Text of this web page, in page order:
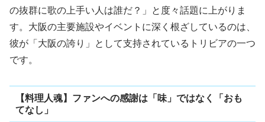
の抜群に歌の上手い人は誰だ？」と度々話題に上がりま
す。大阪の主要施設やイベントに深く根ざしているのは、
彼が「大阪の誇り」として支持されているトリビアの一つ
です。
【料理人魂】ファンへの感謝は「味」ではなく「おも
てなし」